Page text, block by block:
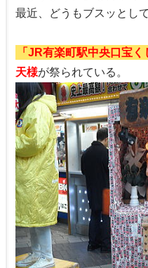
最近、どうもブスッとし
「JR有楽町駅中央口宝く
天様が祭られている。